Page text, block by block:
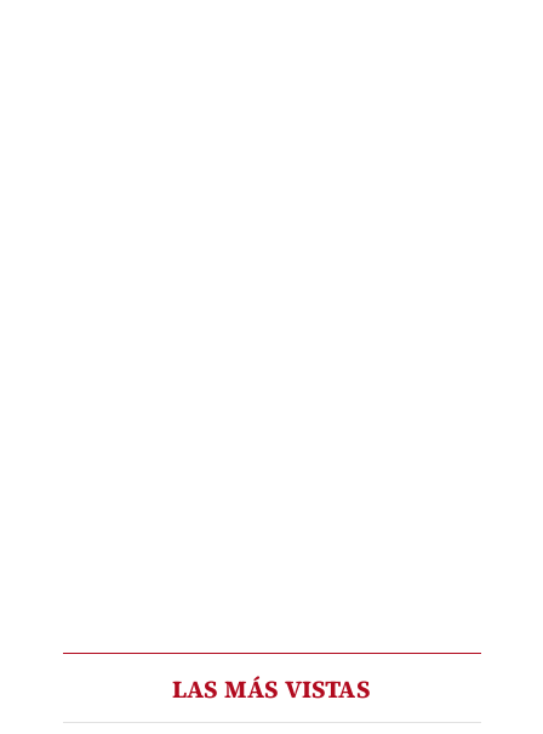
LAS MÁS VISTAS